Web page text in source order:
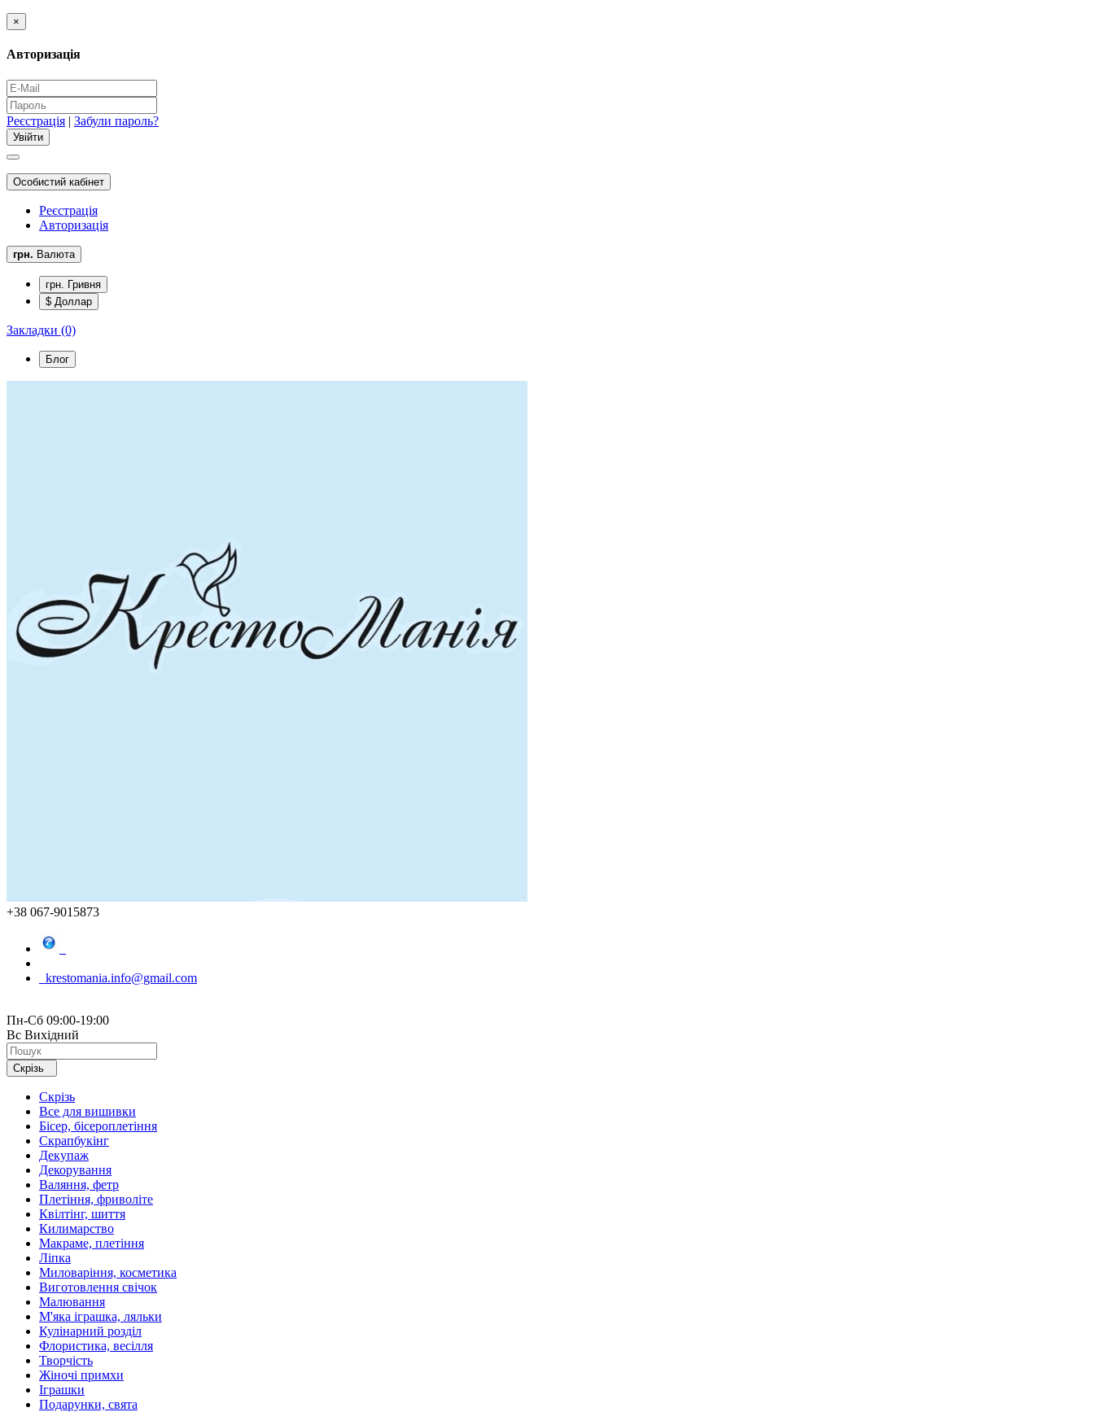
×
Авторизація
Реєстрація | Забули пароль?
Особистий кабінет
Реєстрація
Авторизація
грн. Валюта
грн. Гривня
$ Доллар
Закладки (0)
Блог
+38 067-9015873
krestomania.info@gmail.com
Пн-Сб 09:00-19:00
Вс Вихідний
Скрізь
Скрізь
Все для вишивки
Бісер, бісероплетіння
Скрапбукінг
Декупаж
Декорування
Валяння, фетр
Плетіння, фриволіте
Квілтінг, шиття
Килимарство
Макраме, плетіння
Ліпка
Миловаріння, косметика
Виготовлення свічок
Малювання
М'яка іграшка, ляльки
Кулінарний розділ
Флористика, весілля
Творчість
Жіночі примхи
Іграшки
Подарунки, свята